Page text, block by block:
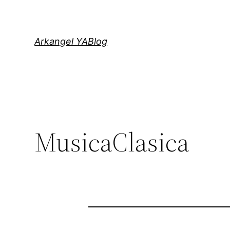
Arkangel YABlog
MusicaClasica